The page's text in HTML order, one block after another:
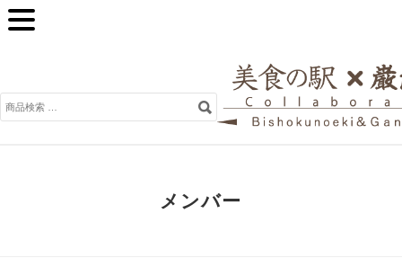
検
索
メンバー